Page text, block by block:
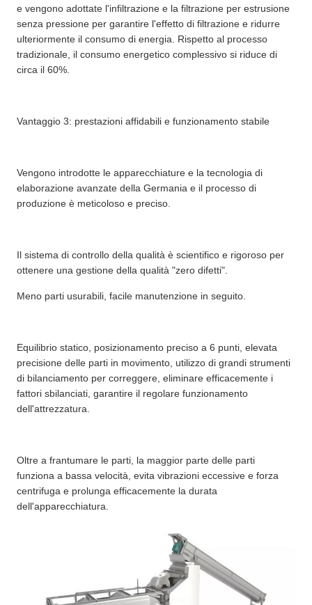
e vengono adottate l'infiltrazione e la filtrazione per estrusione
senza pressione per garantire l'effetto di filtrazione e ridurre
ulteriormente il consumo di energia. Rispetto al processo
tradizionale, il consumo energetico complessivo si riduce di
circa il 60%.
Vantaggio 3: prestazioni affidabili e funzionamento stabile
Vengono introdotte le apparecchiature e la tecnologia di
elaborazione avanzate della Germania e il processo di
produzione è meticoloso e preciso.
Il sistema di controllo della qualità è scientifico e rigoroso per
ottenere una gestione della qualità "zero difetti".
Meno parti usurabili, facile manutenzione in seguito.
Equilibrio statico, posizionamento preciso a 6 punti, elevata
precisione delle parti in movimento, utilizzo di grandi strumenti
di bilanciamento per correggere, eliminare efficacemente i
fattori sbilanciati, garantire il regolare funzionamento
dell'attrezzatura.
Oltre a frantumare le parti, la maggior parte delle parti
funziona a bassa velocità, evita vibrazioni eccessive e forza
centrifuga e prolunga efficacemente la durata
dell'apparecchiatura.